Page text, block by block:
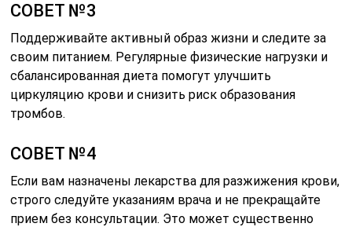
СОВЕТ №3
Поддерживайте активный образ жизни и следите за
своим питанием. Регулярные физические нагрузки и
сбалансированная диета помогут улучшить
циркуляцию крови и снизить риск образования
тромбов.
СОВЕТ №4
Если вам назначены лекарства для разжижения крови,
строго следуйте указаниям врача и не прекращайте
прием без консультации. Это может существенно